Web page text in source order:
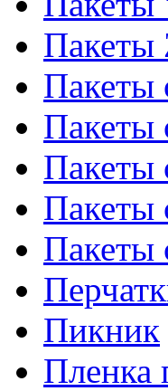
Пакеты
Пакеты
Пакеты
Пакеты
Пакеты
Пакеты
Пикник
Пленка